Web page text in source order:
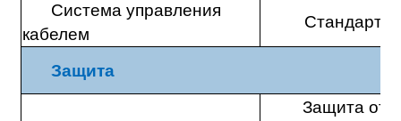
Система управления
кабелем
Защита
Защита от